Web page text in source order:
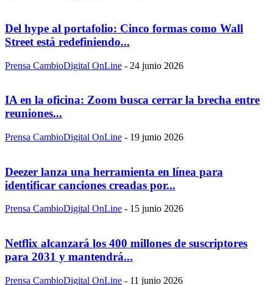
Del hype al portafolio: Cinco formas como Wall
Street está redefiniendo...
Prensa CambioDigital OnLine - 24 junio 2026
IA en la oficina: Zoom busca cerrar la brecha entre
reuniones...
Prensa CambioDigital OnLine - 19 junio 2026
Deezer lanza una herramienta en línea para
identificar canciones creadas por...
Prensa CambioDigital OnLine - 15 junio 2026
Netflix alcanzará los 400 millones de suscriptores
para 2031 y mantendrá...
Prensa CambioDigital OnLine - 11 junio 2026